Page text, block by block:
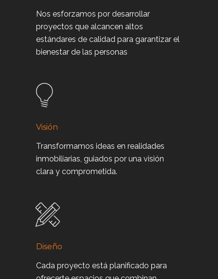
Nos esforzamos por desarrollar
proyectos que alcancen altos
estándares de calidad para garantizar el
bienestar de las personas
Visión
Transformamos ideas en realidades
inmobiliarias, guiados por una visión
clara y comprometida.
Diseño
Cada proyecto está planificado para